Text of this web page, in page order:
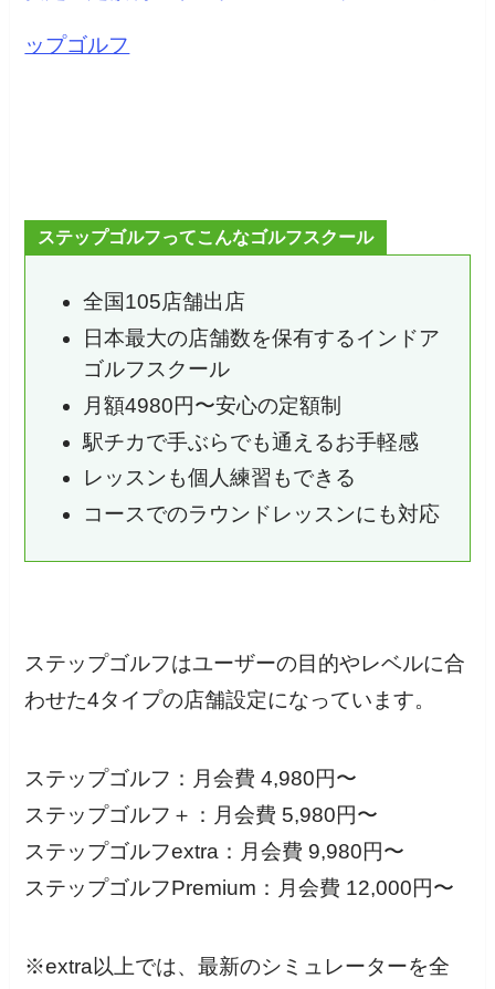
ップゴルフ
ステップゴルフってこんなゴルフスクール
全国105店舗出店
日本最大の店舗数を保有するインドア
ゴルフスクール
月額4980円〜安心の定額制
駅チカで手ぶらでも通えるお手軽感
レッスンも個人練習もできる
コースでのラウンドレッスンにも対応
ステップゴルフはユーザーの目的やレベルに合
わせた4タイプの店舗設定になっています。
ステップゴルフ：月会費 4,980円〜
ステップゴルフ＋：月会費 5,980円〜
ステップゴルフextra：月会費 9,980円〜
ステップゴルフPremium：月会費 12,000円〜
※extra以上では、最新のシミュレーターを全